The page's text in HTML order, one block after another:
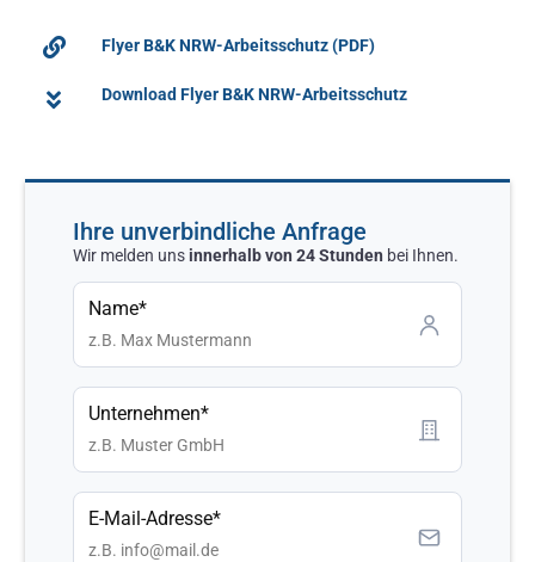
Flyer B&K NRW-Arbeitsschutz (PDF)
Download Flyer B&K NRW-Arbeitsschutz
Ihre unverbindliche Anfrage
Wir melden unsinnerhalb von 24 Stunden bei Ihnen.
Name*
Unternehmen*
E-Mail-Adresse*